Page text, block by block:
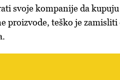
svoje kompanije da
proizvode, teško je